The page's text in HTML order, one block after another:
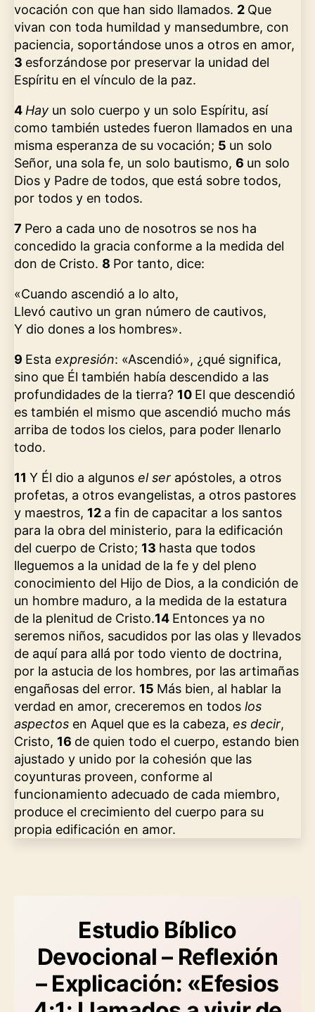
vocación con que han sido llamados. 2 Que
vivan con toda humildad y mansedumbre, con
paciencia, soportándose unos a otros en amor,
3 esforzándose por preservar la unidad del
Espíritu en el vínculo de la paz.
4 Hay un solo cuerpo y un solo Espíritu, así
como también ustedes fueron llamados en una
misma esperanza de su vocación; 5 un solo
Señor, una sola fe, un solo bautismo, 6 un solo
Dios y Padre de todos, que está sobre todos,
por todos y en todos.
7 Pero a cada uno de nosotros se nos ha
concedido la gracia conforme a la medida del
don de Cristo. 8 Por tanto, dice:
«Cuando ascendió a lo alto,
Llevó cautivo un gran número de cautivos,
Y dio dones a los hombres».
9 Esta expresión: «Ascendió», ¿qué significa,
sino que Él también había descendido a las
profundidades de la tierra? 10 El que descendió
es también el mismo que ascendió mucho más
arriba de todos los cielos, para poder llenarlo
todo.
11 Y Él dio a algunos el ser apóstoles, a otros
profetas, a otros evangelistas, a otros pastores
y maestros, 12 a fin de capacitar a los santos
para la obra del ministerio, para la edificación
del cuerpo de Cristo; 13 hasta que todos
lleguemos a la unidad de la fe y del pleno
conocimiento del Hijo de Dios, a la condición de
un hombre maduro, a la medida de la estatura
de la plenitud de Cristo.14 Entonces ya no
seremos niños, sacudidos por las olas y llevados
de aquí para allá por todo viento de doctrina,
por la astucia de los hombres, por las artimañas
engañosas del error. 15 Más bien, al hablar la
verdad en amor, creceremos en todos los
aspectos en Aquel que es la cabeza, es decir,
Cristo, 16 de quien todo el cuerpo, estando bien
ajustado y unido por la cohesión que las
coyunturas proveen, conforme al
funcionamiento adecuado de cada miembro,
produce el crecimiento del cuerpo para su
propia edificación en amor.
Estudio Bíblico
Devocional – Reflexión
– Explicación: «Efesios